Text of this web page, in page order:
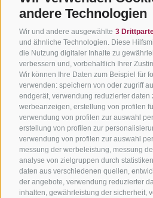
andere Technologien
Wir und andere ausgewählte 3
und ähnliche Technologien. Diese
die Nutzung digitaler Inhalte zu
verbessern und, vorbehaltlich Ihrer
Wir können Ihre Daten zum Beispiel für
verwenden: speichern von oder zugriff
endgerät, verwendung reduzierter daten
werbeanzeigen, erstellung von profilen
verwendung von profilen zur auswahl
erstellung von profilen zur
verwendung von profilen zur auswahl
messung der werbeleistung, messung
analyse von zielgruppen durch
daten aus verschiedenen quellen,
der angebote, verwendung reduzierter
inhalten, gewährleistung der sicherheit,